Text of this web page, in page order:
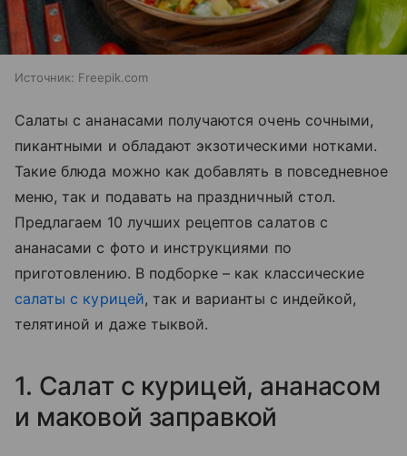
Источник: Freepik.com
Салаты с ананасами получаются очень сочными,
пикантными и обладают экзотическими нотками.
Такие блюда можно как добавлять в повседневное
меню, так и подавать на праздничный стол.
Предлагаем 10 лучших рецептов салатов с
ананасами с фото и инструкциями по
приготовлению. В подборке – как классические
салаты с курицей, так и варианты с индейкой,
телятиной и даже тыквой.
1. Салат с курицей, ананасом
и маковой заправкой